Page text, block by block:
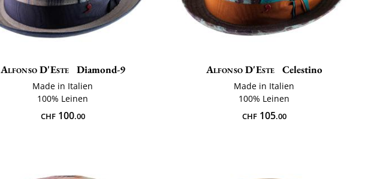
Alfonso D'Este Diamond-9
Made in Italien
100% Leinen
CHF100.00
Alfonso D'Este Celestino
Made in Italien
100% Leinen
CHF105.00